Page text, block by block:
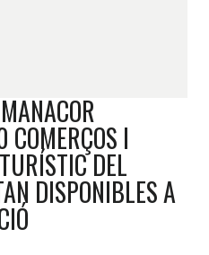
COMERÇOS I
DEL
DISPONIBLES A